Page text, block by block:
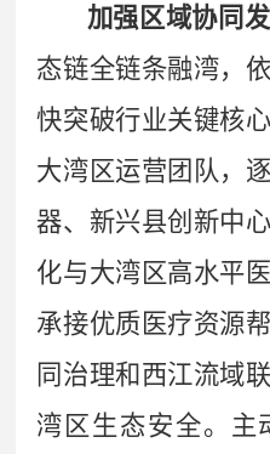
加强区域协同发
态链全链条融湾，
快突破行业关键核
大湾区运营团队，
器、新兴县创新中
化与大湾区高水平
承接优质医疗资源
同治理和西江流域
湾区生态安全。 主